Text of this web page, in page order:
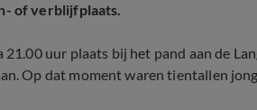
of verblijfplaats.
uur plaats bij het pand aan de
Op dat moment waren tientallen